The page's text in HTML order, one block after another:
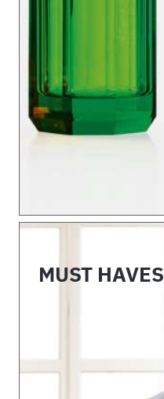
MUST HAVES